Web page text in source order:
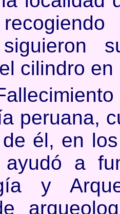
siguieron
cilindro en
pe­ruana,
él, en
a
y